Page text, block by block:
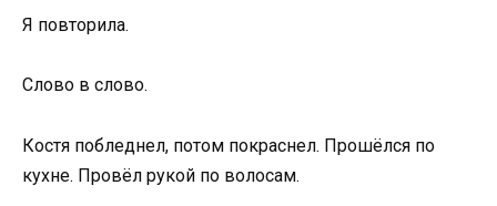
Я повторила.
Слово в слово.
Костя побледнел, потом покраснел. Прошёлся по
кухне. Провёл рукой по волосам.